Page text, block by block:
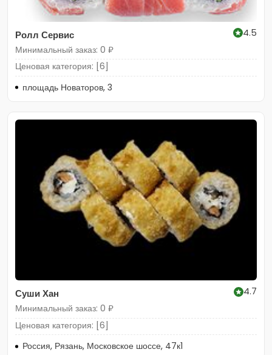
Ролл Сервис
4.5
Минимальный заказ: 0 ₽
Ценовая категория: [6]
площадь Новаторов, 3
Суши Хан
4.7
Минимальный заказ: 0 ₽
Ценовая категория: [6]
Россия, Рязань, Московское шоссе, 47к1